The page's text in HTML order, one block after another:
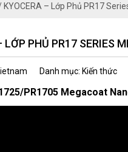
KYOCERA – Lớp Phủ PR17
LỚP PHỦ PR17 SERIES
Danh mục: Kiến thức
PR1705 Megacoat